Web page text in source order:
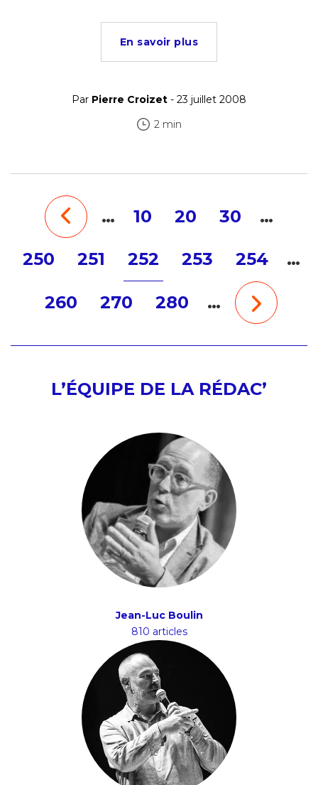
En savoir plus
Par Pierre Croizet - 23 juillet 2008
2 min
… 10 20 30 …
250 251 252 253 254 …
260 270 280 …
L’ÉQUIPE DE LA RÉDAC’
Jean-Luc Boulin
810 articles